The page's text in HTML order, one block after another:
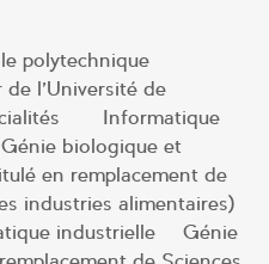
polytechnique
l’Université de
–– Informatique –
biologique et
en remplacement de
industries alimentaires)
industrielle – Génie